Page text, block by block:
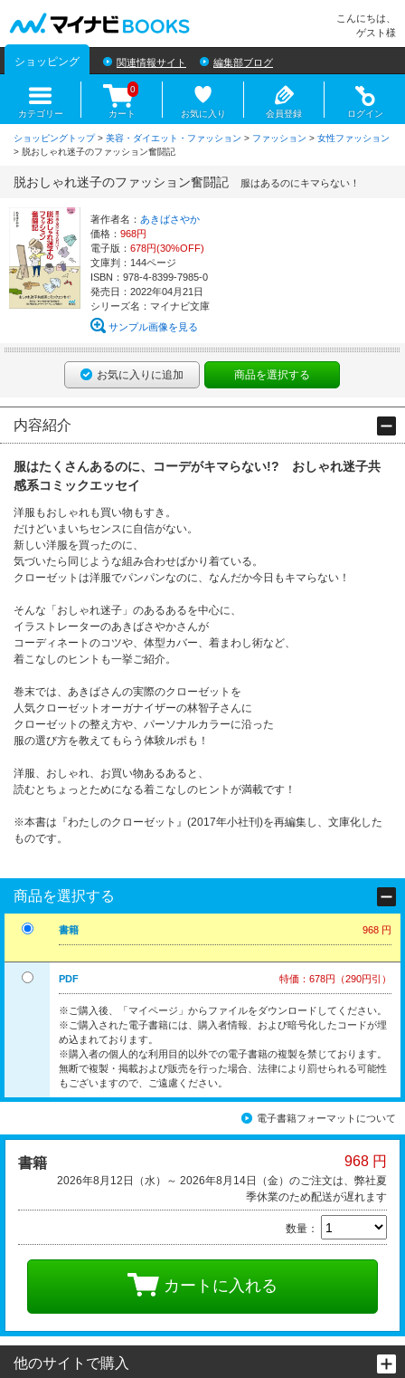
こんにちは、
ゲスト様
ショッピング 関連情報サイト 編集部ブログ
カテゴリー カート
0
お気に入り 会員登録 ログイン
ショッピングトップ> 美容・ダイエット・ファッション > ファッション > 女性ファッション
> 脱おしゃれ迷子のファッション奮闘記
脱おしゃれ迷子のファッション奮闘記 服はあるのにキマらない！
著作者名： あきばさやか
価格： 968円
電子版： 678円(30%OFF)
文庫判：144ページ
ISBN：978-4-8399-7985-0
発売日：2022年04月21日
シリーズ名：マイナビ文庫
サンプル画像を見る
お気に入りに追加 商品を選択する
内容紹介
服はたくさんあるのに、コーデがキマらない!? おしゃれ迷子共
感系コミックエッセイ
洋服もおしゃれも買い物もすき。
だけどいまいちセンスに自信がない。
新しい洋服を買ったのに、
気づいたら同じような組み合わせばかり着ている。
クローゼットは洋服でパンパンなのに、なんだか今日もキマらない！
そんな「おしゃれ迷子」のあるあるを中心に、
イラストレーターのあきばさやかさんが
コーディネートのコツや、体型カバー、着まわし術など、
着こなしのヒントも一挙ご紹介。
巻末では、あきばさんの実際のクローゼットを
人気クローゼットオーガナイザーの林智子さんに
クローゼットの整え方や、パーソナルカラーに沿った
服の選び方を教えてもらう体験ルポも！
洋服、おしゃれ、お買い物あるあると、
読むとちょっとためになる着こなしのヒントが満載です！
※本書は『わたしのクローゼット』(2017年小社刊)を再編集し、文庫化した
ものです。
商品を選択する
書籍 968 円
PDF 特価：678円（290円引）
※ご購入後、「マイページ」からファイルをダウンロードしてください。
※ご購入された電子書籍には、購入者情報、および暗号化したコードが埋
め込まれております。
※購入者の個人的な利用目的以外での電子書籍の複製を禁じております。
無断で複製・掲載および販売を行った場合、法律により罰せられる可能性
もございますので、ご遠慮ください。
電子書籍フォーマットについて
書籍 968 円
2026年8月12日（水）～ 2026年8月14日（金）のご注文は、弊社夏
季休業のため配送が遅れます
数量：
カートに入れる
他のサイトで購入